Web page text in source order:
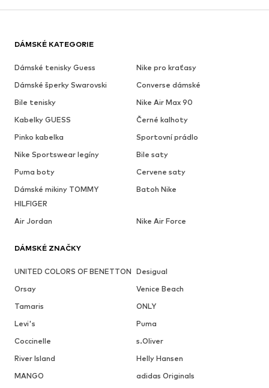
DÁMSKÉ KATEGORIE
Dámské tenisky Guess
Nike pro kraťasy
Dámské šperky Swarovski
Converse dámské
Bile tenisky
Nike Air Max 90
Kabelky GUESS
Černé kalhoty
Pinko kabelka
Sportovní prádlo
Nike Sportswear legíny
Bile saty
Puma boty
Cervene saty
Dámské mikiny TOMMY
HILFIGER
Batoh Nike
Air Jordan Nike Air Force
DÁMSKÉ ZNAČKY
UNITED COLORS OF BENETTON Desigual
Orsay
Venice Beach
Tamaris
ONLY
Levi's
Puma
Coccinelle
s.Oliver
River Island
Helly Hansen
MANGO
adidas Originals